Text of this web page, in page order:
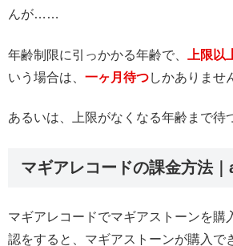
んが……
年齢制限に引っかかる年齢で、 上限以
いう場合は、 一ヶ月待つしかありませ
あるいは、上限がなくなる年齢まで待
マギアレコードの課金方法
マギアレコードでマギアストーンを購
認をすると、マギアストーンが購入で